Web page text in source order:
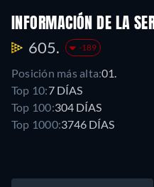
INFORMACIÓN DE LA
605. -189
Posición más alta:01.
Top 10:7 DÍAS
Top 100:304 DÍAS
Top 1000:3746 DÍAS